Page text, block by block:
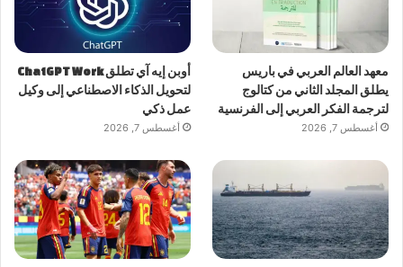
معهد العالم العربي في باريس
يطلق المجلد الثاني من كتالوج
لترجمة الفكر العربي إلى الفرنسية
أغسطس 7, 2026
أوبن إيه آي تطلق ChatGPT Work
لتحويل الذكاء الاصطناعي إلى وكيل
عمل ذكي
أغسطس 7, 2026